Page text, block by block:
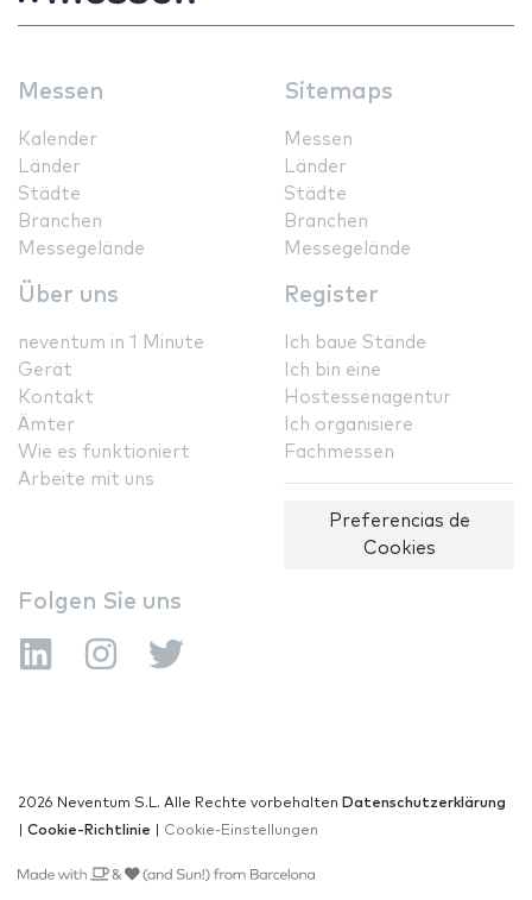
Messen
Kalender
Länder
Städte
Branchen
Messegelände
Sitemaps
Messen
Länder
Städte
Branchen
Messegelände
Über uns
neventum in 1 Minute
Gerät
Kontakt
Ämter
Wie es funktioniert
Arbeite mit uns
Register
Ich baue Stände
Ich bin eine
Hostessenagentur
Ich organisiere
Fachmessen
Preferencias de
Cookies
Folgen Sie uns
2026 Neventum S.L. Alle Rechte vorbehalten Datenschutzerklärung
Cookie-Richtlinie Cookie-Einstellungen